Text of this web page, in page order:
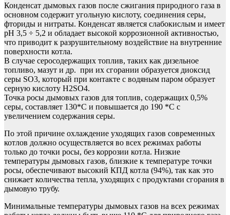
Конденсат дымовых газов после сжигания природного газа в
основном содержит угольную кислоту, соединения серы,
фториды и нитраты. Конденсат является слабокислым и имеет
рН 3,5 ÷ 5,2 и обладает высокой коррозионной активностью,
что приводит к разрушительному воздействие на внутренние
поверхности котла.
В случае серосодержащих топлив, таких как дизельное
топливо, мазут и др. при их сгорании образуется диоксид
серы SO3, который при контакте с водяным паром образует
серную кислоту H2SO4.
Точка росы дымовых газов для топлив, содержащих 0,5%
серы, составляет 130*С и повышается до 190 *С с
увеличением содержания серы.
По этой причине охлаждение уходящих газов современных
котлов должно осуществляется во всех режимах работы
только до точки росы, без коррозии котла. Низкие
температуры дымовых газов, близкие к температуре точки
росы, обеспечивают высокий КПД котла (94%), так как это
снижает количества тепла, уходящих с продуктами сгорания в
дымовую трубу.
Минимальные температуры дымовых газов на всех режимах